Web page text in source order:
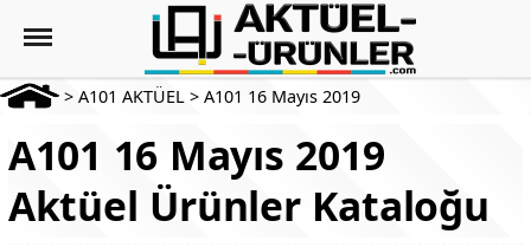
> A101 AKTÜEL > A101 16 Mayıs 2019
A101 16 Mayıs 2019
Aktüel Ürünler Kataloğu